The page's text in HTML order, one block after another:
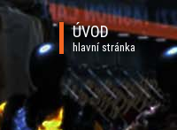
ÚVOD
hlavní stránka